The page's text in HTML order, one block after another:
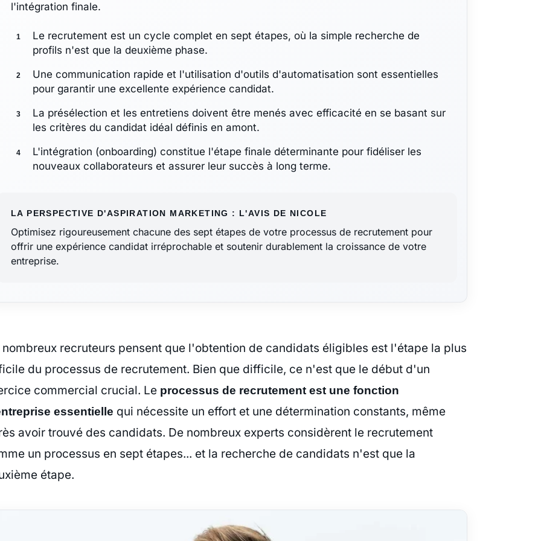
l'intégration finale.
Le recrutement est un cycle complet en sept étapes, où la simple recherche de
profils n'est que la deuxième phase.
Une communication rapide et l'utilisation d'outils d'automatisation sont essentielles
pour garantir une excellente expérience candidat.
La présélection et les entretiens doivent être menés avec efficacité en se basant sur
les critères du candidat idéal définis en amont.
L'intégration (onboarding) constitue l'étape finale déterminante pour fidéliser les
nouveaux collaborateurs et assurer leur succès à long terme.
LA PERSPECTIVE D'ASPIRATION MARKETING : L'AVIS DE NICOLE
Optimisez rigoureusement chacune des sept étapes de votre processus de recrutement pour
offrir une expérience candidat irréprochable et soutenir durablement la croissance de votre
entreprise.
nombreux recruteurs pensent que l'obtention de candidats éligibles est l'étape la plus
du processus de recrutement. Bien que difficile, ce n'est que le début d'un
commercial crucial. Le processus de recrutement est une fonction
essentielle qui nécessite un effort et une détermination constants, même
avoir trouvé des candidats. De nombreux experts considèrent le recrutement
un processus en sept étapes... et la recherche de candidats n'est que la
étape.